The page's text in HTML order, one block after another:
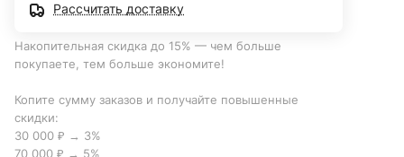
Рассчитать доставку
Накопительная скидка до 15% — чем больше
покупаете, тем больше экономите!
Копите сумму заказов и получайте повышенные
скидки:
30 000 ₽ → 3%
70 000 ₽ → 5%